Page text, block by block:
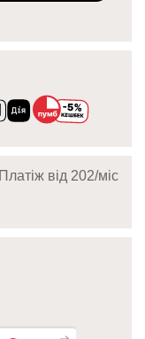
Платіж від 202/мic